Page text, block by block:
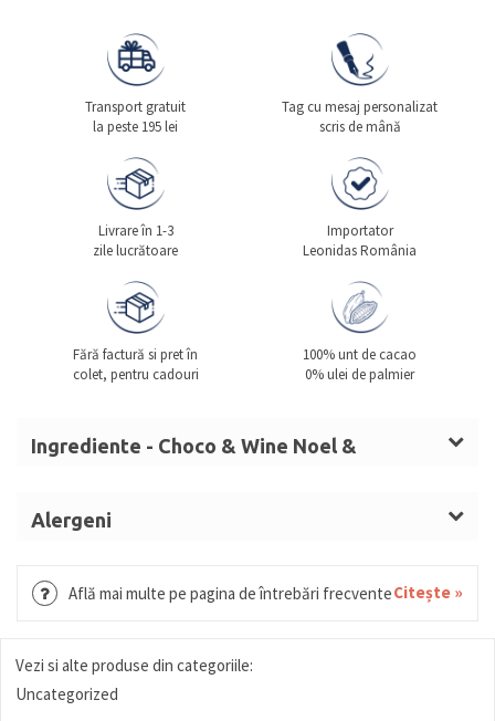
Transport gratuit
la peste 195 lei
Tag cu mesaj personalizat
scris de mână
Livrare în 1-3
zile lucrătoare
Importator
Leonidas România
Fără factură si pret în
colet, pentru cadouri
100% unt de cacao
0% ulei de palmier
Ingrediente - Choco & Wine Noel &
Zahăr, masă de cacao, unt de cacao,
LAPTEcondensat îndulcit, nucă de cocos mărunțită,
dextroză,NUCI,sirop glucoză și fructoză, fructe
confiate (portocală, pepene), sirop sorbitol, miere,
Alergeni
MIGDALE, GRÂU, GLUTEN, OUĂ, MIGDALE, SOIA,
Află mai multe pe pagina de întrebări frecventeCitește »
Vezi si alte produse din categoriile:
Uncategorized